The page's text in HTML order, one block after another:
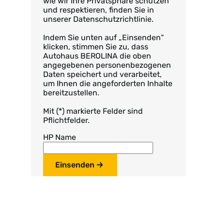
und respektieren, finden Sie in
unserer Datenschutzrichtlinie.
Indem Sie unten auf „Einsenden“
klicken, stimmen Sie zu, dass
Autohaus BEROLINA die oben
angegebenen personenbezogenen
Daten speichert und verarbeitet,
um Ihnen die angeforderten Inhalte
bereitzustellen.
Mit (*) markierte Felder sind
Pflichtfelder.
HP Name
Einsenden